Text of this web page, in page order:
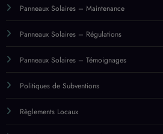
Panneaux Solaires – Maintenance
Panneaux Solaires – Régulations
Panneaux Solaires – Témoignages
Politiques de Subventions
Règlements Locaux